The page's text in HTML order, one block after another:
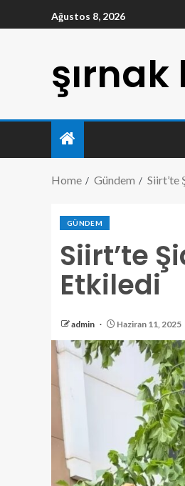
Ağustos 8, 2026
Home Gündem Siirt’te
GÜNDEM
Siirt’te
Etkiledi
admin Haziran 11, 2025